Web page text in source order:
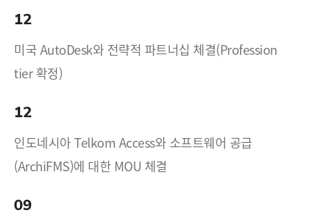
12
미국 AutoDesk와 전략적 파트너십 체결(Profession
tier 확정)
12
인도네시아 Telkom Access와 소프트웨어 공급
(ArchiFMS)에 대한 MOU 체결
09